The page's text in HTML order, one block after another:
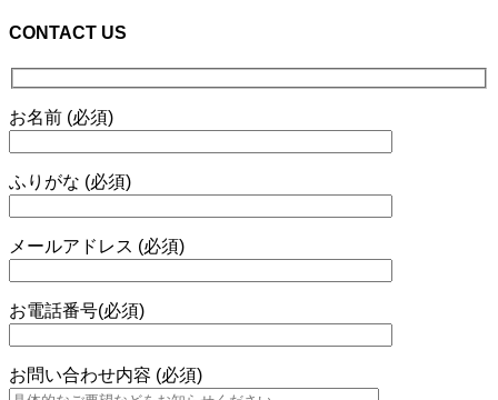
CONTACT US
お名前 (必須)
ふりがな (必須)
メールアドレス (必須)
お電話番号(必須)
お問い合わせ内容 (必須)